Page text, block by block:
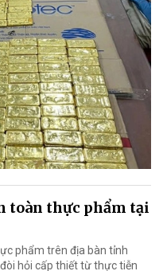
toàn thực phẩm tại
phẩm trên địa bàn tỉnh
hỏi cấp thiết từ thực tiễn